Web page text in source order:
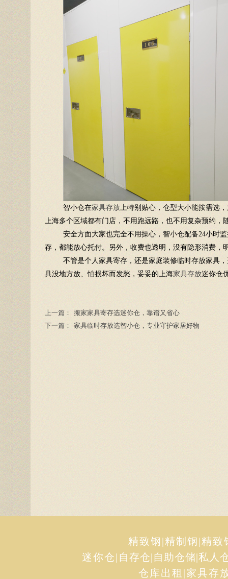
智小仓在家具存放上特别贴心，仓型大小能按需选
上海多个区域都有门店，不用跑远路，也不用复杂预约
安全方面大家也完全不用操心，智小仓配备24小时
存，都能放心托付。另外，收费也透明，没有隐形消费，
不管是个人家具寄存，还是家庭装修临时存放家具
具没地方放、怕损坏而发愁，妥妥的上海家具存放迷你仓
上一篇：
搬家家具寄存选迷你仓，靠谱又省心
下一篇：
家具临时存放选智小仓，专业守护家居好物
精致钢|精制钢|精致
迷你仓| 自存仓|自助仓储|私人
仓库出租 |家具存